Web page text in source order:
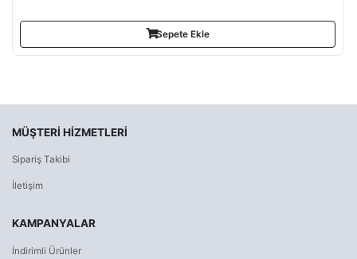
Sepete Ekle
MÜŞTERI HIZMETLERI
Sipariş Takibi
İletişim
KAMPANYALAR
İndirimli Ürünler